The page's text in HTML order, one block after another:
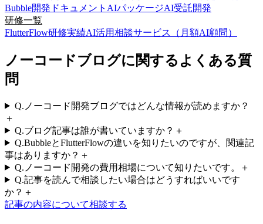
Bubble開発ドキュメント AIパッケージAI受託開発
研修一覧
FlutterFlow研修実績AI活用相談サービス（月額AI顧問）
ノーコードブログに関するよくある質
問
Q. ノーコード開発ブログではどんな情報が読めますか？
＋
Q.ブログ記事は誰が書いていますか？ ＋
Q.BubbleとFlutterFlowの違いを知りたいのですが、関連記
事はありますか？ ＋
Q. ノーコード開発の費用相場について知りたいです。
＋
Q.記事を読んで相談したい場合はどうすればいいです
か？ ＋
記事の内容について相談する